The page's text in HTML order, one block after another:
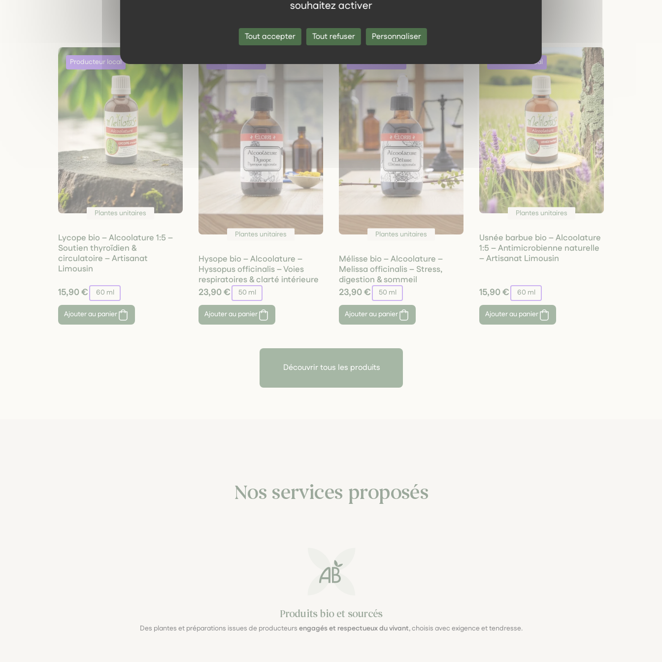
souhaitez activer
Tout accepter Tout refuser Personnaliser
même gamme
Plantes unitaires
Lycope bio – Alcoolature 1:5 –
Soutien thyroïdien &
circulatoire – Artisanat
Limousin
15,90 € 60 ml
Ajouter au panier
Plantes unitaires
Hysope bio – Alcoolature –
Hyssopus officinalis – Voies
respiratoires & clarté intérieure
23,90 € 50 ml
Ajouter au panier
Plantes unitaires
Mélisse bio – Alcoolature –
Melissa officinalis – Stress,
digestion & sommeil
23,90 € 50 ml
Ajouter au panier
Plantes unitaires
Usnée barbue bio – Alcoolature
1:5 – Antimicrobienne naturelle
– Artisanat Limousin
15,90 € 60 ml
Ajouter au panier
Découvrir tous les produits
Nos services proposés
Produits bio et sourcés
Des plantes et préparations issues de producteurs engagés et respectueux du vivant, choisis avec exigence et tendresse.